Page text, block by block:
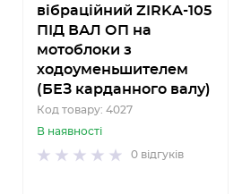
вібраційний ZIRKA-105
ПІД ВАЛ ОП на
мотоблоки з
ходоуменьшителем
(БЕЗ карданного валу)
Код товару: 4027
В наявності
0 відгуків